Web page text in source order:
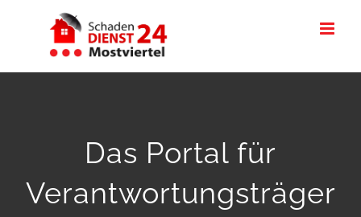
Das Portal für
Verantwortungsträger